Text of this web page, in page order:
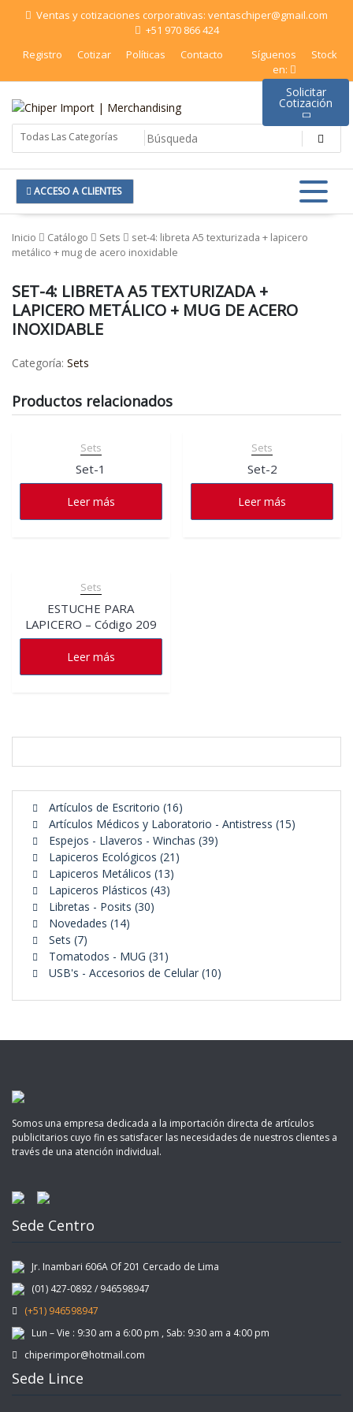
Saltar Ventas y cotizaciones corporativas: ventaschiper@gmail.com
+51 970 866 424
Registro
Cotizar Políticas Contacto
Síguenos
en:
Stock
Chiper Import | Merchandising
ACCESO A CLIENTES
Inicio Catálogo Sets
set-4: libreta A5 texturizada + lapicero
metálico + mug de acero inoxidable
SET-4: LIBRETA A5 TEXTURIZADA +
LAPICERO METÁLICO + MUG DE ACERO
INOXIDABLE
Categoría: Sets
Productos relacionados
Sets
Set-1
Leer más
Sets
Set-2
Leer más
Sets
ESTUCHE PARA
LAPICERO – Código 209
Leer más
Artículos de Escritorio 1616
productos
Artículos Médicos y Laboratorio - Antistress 1515
Espejos - Llaveros - Winchas 3939
Lapiceros Ecológicos 21 21
Lapiceros Metálicos 1313
Lapiceros Plásticos 4343
Libretas - Posits 3030
Novedades 1414
Sets 77
productos
Tomatodos - MUG 31 31
productos
USB's - Accesorios de Celular 1010
Somos una empresa dedicada a la importación directa de artículos
publicitarios cuyo fin es satisfacer las necesidades de nuestros clientes a
través de una atención individual.
Sede Centro
Jr. Inambari 606A Of 201 Cercado de Lima
(01) 427-0892 / 946598947
(+51) 946598947
Lun – Vie : 9:30 am a 6:00 pm , Sab: 9:30 am a 4:00 pm
chiperimpor@hotmail.com
Sede Lince
Solicitar
Cotización